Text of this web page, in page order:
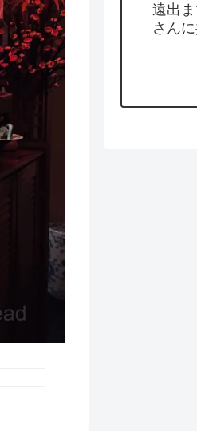
遠出
さん